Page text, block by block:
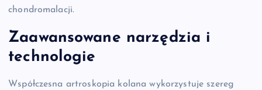
chondromalacji.
Zaawansowane narzędzia i
technologie
Współczesna artroskopia kolana wykorzystuje szereg